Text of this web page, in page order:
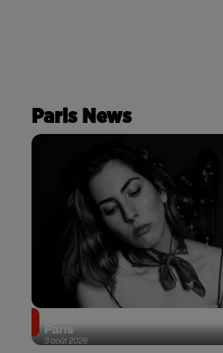
Paris News
3 août 2026
Paris